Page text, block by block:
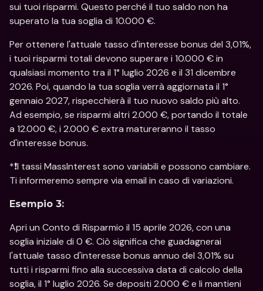
sui tuoi risparmi. Questo perché il tuo saldo non ha
superato la tua soglia di 10.000 €.
Per ottenere l'attuale tasso d'interesse bonus del 3,01%,
i tuoi risparmi totali devono superare i 10.000 € in
qualsiasi momento tra il 1° luglio 2026 e il 31 dicembre
2026. Poi, quando la tua soglia verrà aggiornata il 1°
gennaio 2027, rispecchierà il tuo nuovo saldo più alto.
Ad esempio, se risparmi altri 2.000 €, portando il totale
a 12.000 €, i 2.000 € extra matureranno il tasso
d'interesse bonus.
*❗️I tassi MassInterest sono variabili e possono cambiare.
Ti informeremo sempre via email in caso di variazioni.
Esempio 3:
Apri un Conto di Risparmio il 15 aprile 2026, con una
soglia iniziale di 0 €. Ciò significa che guadagnerai
l'attuale tasso d'interesse bonus annuo del 3,01% su
tutti i risparmi fino alla successiva data di calcolo della
soglia, il 1° luglio 2026. Se depositi 2.000 € e li mantieni